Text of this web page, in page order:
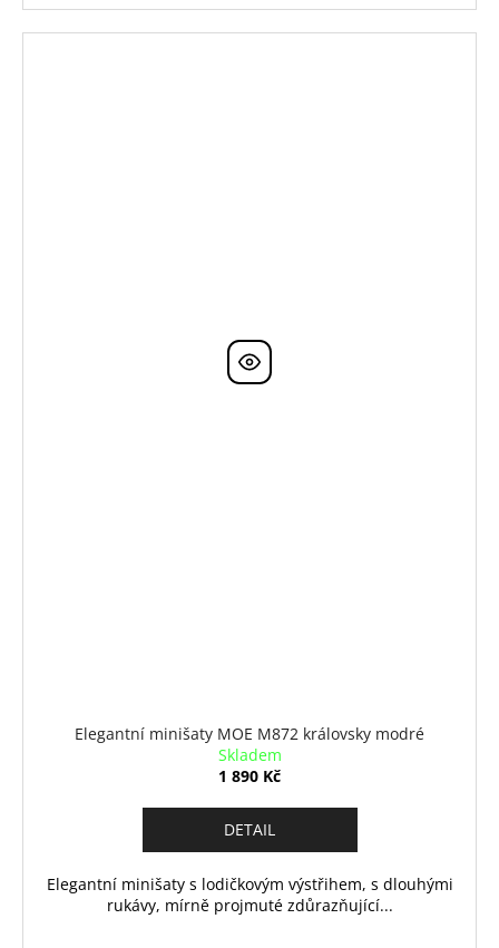
Elegantní minišaty MOE M872 královsky modré
Skladem
1 890 Kč
DETAIL
Elegantní minišaty s lodičkovým výstřihem, s dlouhými
rukávy, mírně projmuté zdůrazňující...